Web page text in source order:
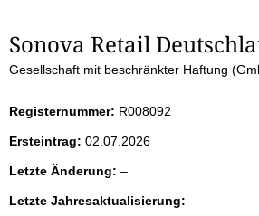
S
e
i
t
e
Sonova Retail
Gesellschaft mit beschränkter Haftung
Registernummer: R008092
Ersteintrag: 02.07.2026
Letzte Änderung: –l
e
Letzte Jahresaktualisierung: –l